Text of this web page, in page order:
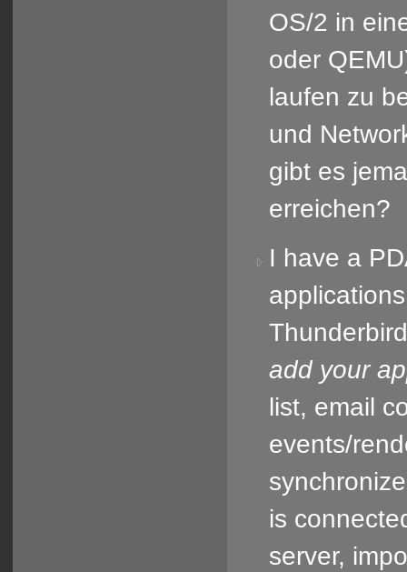
OS/2 in
oder
laufen zu
und
gibt es
erreichen?
I have a
add your
list, email
events/
is
server,